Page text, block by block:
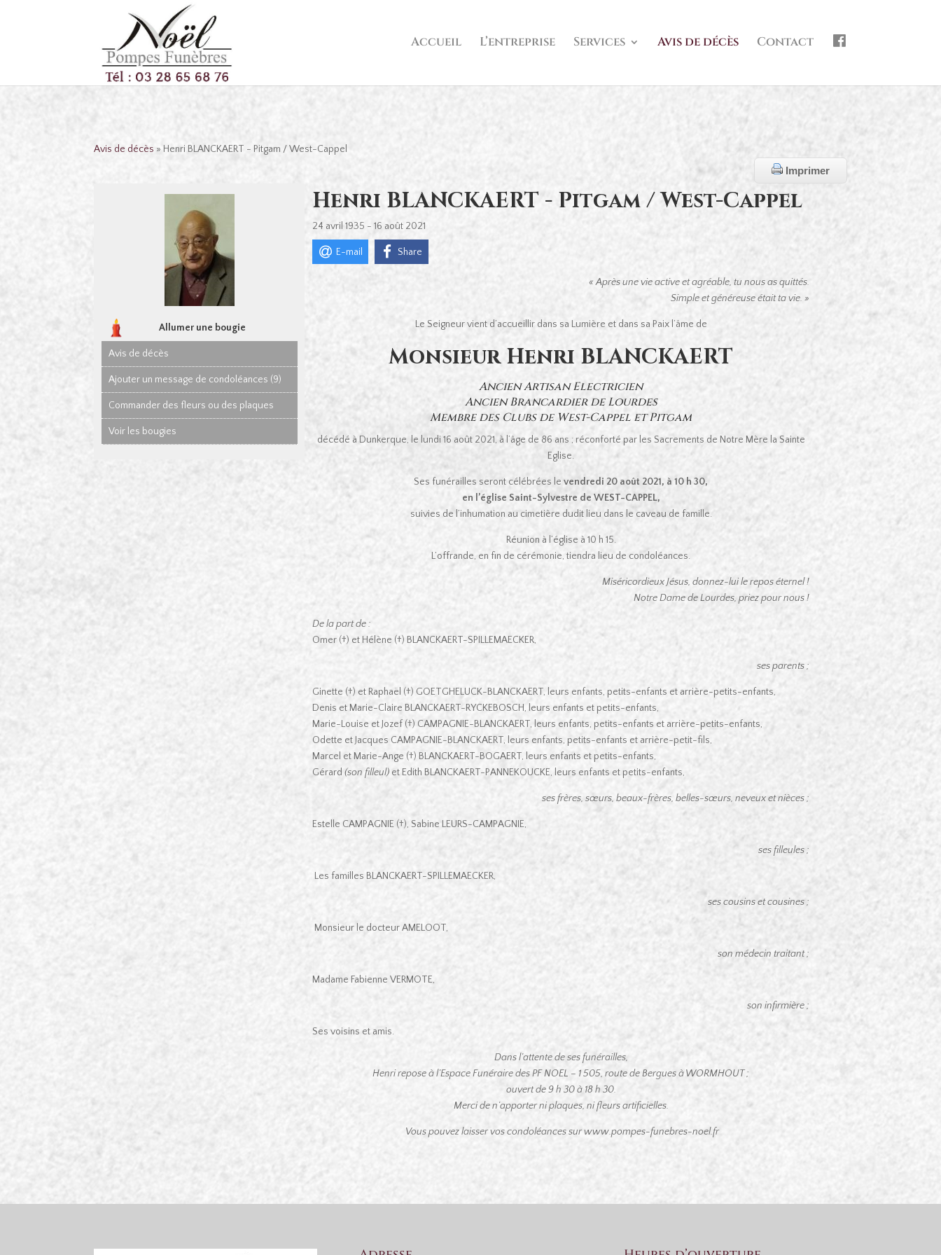
Accueil L’entreprise Services Avis de décès Contact
Avis de décès » Henri BLANCKAERT - Pitgam / West-Cappel
Imprimer
Allumer une bougie
Avis de décès
Ajouter un message de condoléances (9)
Commander des fleurs ou des plaques
Voir les bougies
Henri BLANCKAERT - Pitgam / West-Cappel
24 avril 1935 - 16 août 2021
E-mail Share
« Après une vie active et agréable, tu nous as quittés.
Simple et généreuse était ta vie. »
Le Seigneur vient d’accueillir dans sa Lumière et dans sa Paix l’âme de
Monsieur Henri BLANCKAERT
Ancien Artisan Electricien
Ancien Brancardier de Lourdes
Membre des Clubs de West-Cappel et Pitgam
décédé à Dunkerque, le lundi 16 août 2021, à l’âge de 86 ans ; réconforté par les Sacrements de Notre Mère la Sainte
Eglise.
Ses funérailles seront célébrées levendredi 20 août 2021, à 10 h 30,
en l’église Saint-Sylvestre de WEST-CAPPEL,
suivies de l’inhumation au cimetière dudit lieu dans le caveau de famille.
Réunion à l’église à 10 h 15.
L’offrande, en fin de cérémonie, tiendra lieu de condoléances.
Miséricordieux Jésus, donnez-lui le repos éternel !
Notre Dame de Lourdes, priez pour nous !
De la part de :
Omer (†) et Hélène (†) BLANCKAERT-SPILLEMAECKER,
ses parents ;
Ginette (†) et Raphaël (†) GOETGHELUCK-BLANCKAERT, leurs enfants, petits-enfants et arrière-petits-enfants,
Denis et Marie-Claire BLANCKAERT-RYCKEBOSCH, leurs enfants et petits-enfants,
Marie-Louise et Jozef (†) CAMPAGNIE-BLANCKAERT, leurs enfants, petits-enfants et arrière-petits-enfants,
Odette et Jacques CAMPAGNIE-BLANCKAERT, leurs enfants, petits-enfants et arrière-petit-fils,
Marcel et Marie-Ange (†) BLANCKAERT-BOGAERT, leurs enfants et petits-enfants,
Gérard(son filleul) et Edith BLANCKAERT-PANNEKOUCKE, leurs enfants et petits-enfants,
ses frères, sœurs, beaux-frères, belles-sœurs, neveux et nièces ;
Estelle CAMPAGNIE (†), Sabine LEURS-CAMPAGNIE,
ses filleules ;
Les familles BLANCKAERT-SPILLEMAECKER,
ses cousins et cousines ;
Monsieur le docteur AMELOOT,
son médecin traitant ;
Madame Fabienne VERMOTE,
son infirmière ;
Ses voisins et amis.
Dans l’attente de ses funérailles,
Henri repose à l’Espace Funéraire des PF NOEL – 1 505, route de Bergues à WORMHOUT ;
ouvert de 9 h 30 à 18 h 30.
Merci de n’apporter ni plaques, ni fleurs artificielles.
Vous pouvez laisser vos condoléances sur www.pompes-funebres-noel.fr